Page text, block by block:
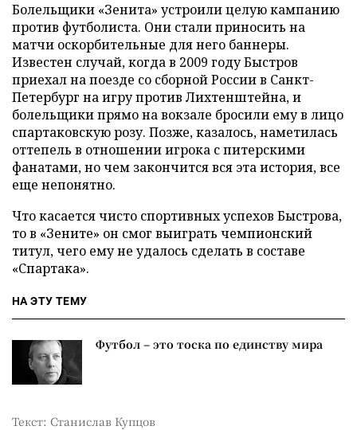
Болельщики «Зенита» устроили целую кампанию
против футболиста. Они стали приносить на
матчи оскорбительные для него баннеры.
Известен случай, когда в 2009 году Быстров
приехал на поезде со сборной России в Санкт-
Петербург на игру против Лихтенштейна, и
болельщики прямо на вокзале бросили ему в лицо
спартаковскую розу. Позже, казалось, наметилась
оттепель в отношении игрока с питерскими
фанатами, но чем закончится вся эта история, все
еще непонятно.
Что касается чисто спортивных успехов Быстрова,
то в «Зените» он смог выиграть чемпионский
титул, чего ему не удалось сделать в составе
«Спартака».
НА ЭТУ ТЕМУ
Футбол – это тоска по единству мира
Текст: Станислав Купцов